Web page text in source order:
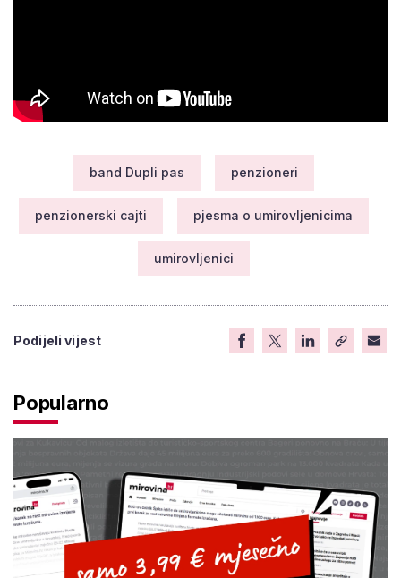
band Dupli pas penzioneri
penzionerski cajti pjesma o umirovljenicima
umirovljenici
Podijeli vijest
Popularno